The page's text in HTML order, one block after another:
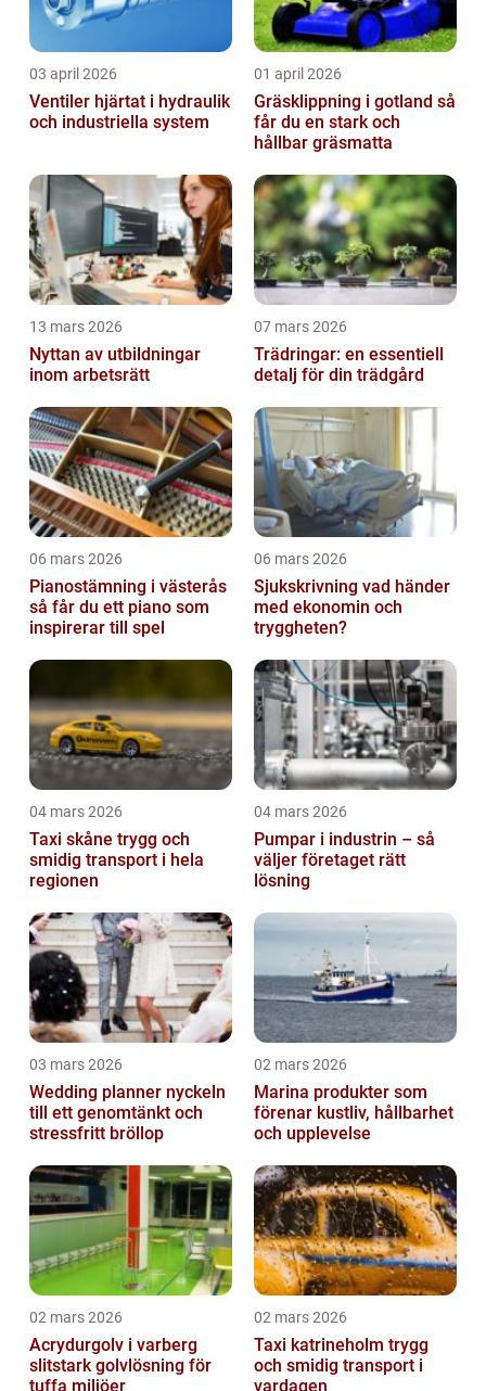
03 april 2026
Ventiler hjärtat i hydraulik
och industriella system
01 april 2026
Gräsklippning i gotland så
får du en stark och
hållbar gräsmatta
13 mars 2026
Nyttan av utbildningar
inom arbetsrätt
07 mars 2026
Trädringar: en essentiell
detalj för din trädgård
06 mars 2026
Pianostämning i västerås
så får du ett piano som
inspirerar till spel
06 mars 2026
Sjukskrivning vad händer
med ekonomin och
tryggheten?
04 mars 2026
Taxi skåne trygg och
smidig transport i hela
regionen
04 mars 2026
Pumpar i industrin – så
väljer företaget rätt
lösning
03 mars 2026
Wedding planner nyckeln
till ett genomtänkt och
stressfritt bröllop
02 mars 2026
Marina produkter som
förenar kustliv, hållbarhet
och upplevelse
02 mars 2026
Acrydurgolv i varberg
slitstark golvlösning för
tuffa miljöer
02 mars 2026
Taxi katrineholm trygg
och smidig transport i
vardagen